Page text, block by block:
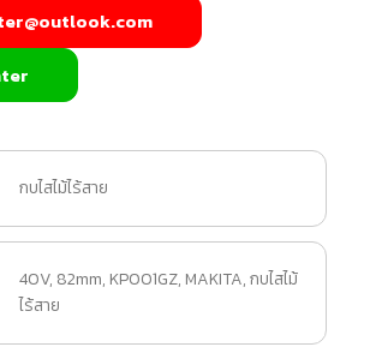
กบไสไม้ไร้สาย
40V, 82mm, KP001GZ, MAKITA,กบไสไม้
ไร้สาย